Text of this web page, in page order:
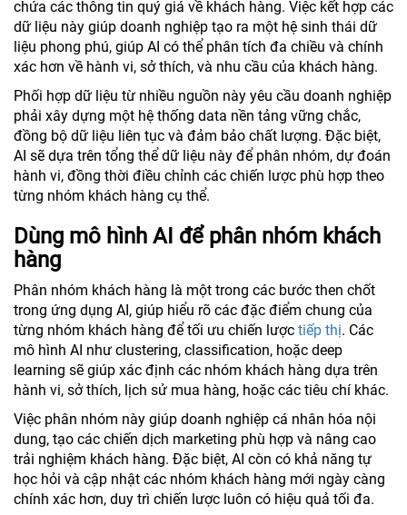
chứa các thông tin quý giá về khách hàng. Việc kết hợp các
dữ liệu này giúp doanh nghiệp tạo ra một hệ sinh thái dữ
liệu phong phú, giúp AI có thể phân tích đa chiều và chính
xác hơn về hành vi, sở thích, và nhu cầu của khách hàng.
Phối hợp dữ liệu từ nhiều nguồn này yêu cầu doanh nghiệp
phải xây dựng một hệ thống data nền tảng vững chắc,
đồng bộ dữ liệu liên tục và đảm bảo chất lượng. Đặc biệt,
AI sẽ dựa trên tổng thể dữ liệu này để phân nhóm, dự đoán
hành vi, đồng thời điều chỉnh các chiến lược phù hợp theo
từng nhóm khách hàng cụ thể.
Dùng mô hình AI để phân nhóm khách
hàng
Phân nhóm khách hàng là một trong các bước then chốt
trong ứng dụng AI, giúp hiểu rõ các đặc điểm chung của
từng nhóm khách hàng để tối ưu chiến lược tiếp thị. Các
mô hình AI như clustering, classification, hoặc deep
learning sẽ giúp xác định các nhóm khách hàng dựa trên
hành vi, sở thích, lịch sử mua hàng, hoặc các tiêu chí khác.
Việc phân nhóm này giúp doanh nghiệp cá nhân hóa nội
dung, tạo các chiến dịch marketing phù hợp và nâng cao
trải nghiệm khách hàng. Đặc biệt, AI còn có khả năng tự
học hỏi và cập nhật các nhóm khách hàng mới ngày càng
chính xác hơn, duy trì chiến lược luôn có hiệu quả tối đa.